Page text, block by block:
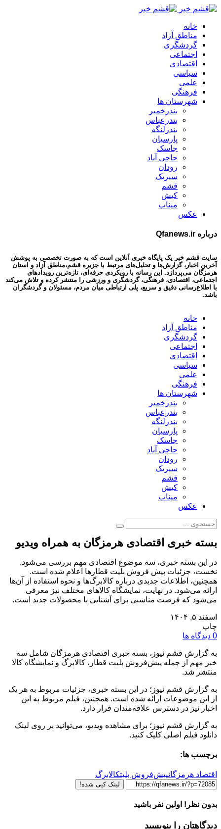
خانه
مناطق آزاد
گردشگری
اجتماعی
اقتصادی
سیاسی
علمی
فرهنگی
شهرستان ها
بندرخمیر
بندرعباس
بندرلنگه
پارسیان
جاسک
حاجی آباد
رودان
سیریک
قشم
کیش
میناب
عکس
درباره Qfanews.ir
سایت قشم خبر یک پایگاه خبری آنلاین است که به صورت تخصصی به پوشش
آخرین اخبار، گزارش‌ها و تحلیل‌های مرتبط با جزیره قشم،مناطق آزاد و استان
هرمزگان می‌پردازد. این رسانه با رویکردی حرفه‌ای، تازه‌ترین رویدادهای
اجتماعی، اقتصادی، فرهنگی، گردشگری و ورزشی را منتشر کرده و تلاش می‌کند
با اطلاع‌رسانی دقیق و سریع، پلی ارتباطی میان مردم، مسئولان و گردشگران
باشد.
خانه
مناطق آزاد
گردشگری
اجتماعی
اقتصادی
سیاسی
علمی
فرهنگی
شهرستان ها
بندرخمیر
بندرعباس
بندرلنگه
پارسیان
جاسک
حاجی آباد
رودان
سیریک
قشم
کیش
میناب
عکس
بسته خبری اقتصادی هرمزگان به همراه ویدیو
در این بسته خبری، سه موضوع اقتصادی مهم بررسی می‌شود.
نخست، جزئیات پیش فروش بلیت قطارها اعلام شده است.
همچنین، اطلاعات جدیدی درباره کالابرگ‌ها و نحوه استفاده از آن‌ها
ارائه می‌شود. در نهایت، نمایشگاه کالاهای مختلف نیز معرفی
می‌شود که فرصت مناسبی برای آشنایی با محصولات جدید است.
اسفند ۵, ۱۴۰۴
چاپ
0 دیدگاه ها
به گزارش قشم نیوز، بسته خبری اقتصادی هرمزگان شامل سه
خبر مهم از جمله پیش‌فروش بلیت قطار، کالابرگ و نمایشگاه کالا
منتشر شد.
به گزارش قشم نیوز؛ در این بسته خبری، جزئیات مربوط به هر یک
از این موضوعات ارائه شده است. همچنین، فیلم مربوط به این
اخبار نیز در دسترس علاقه‌مندان قرار دارد.
به گزارش قشم نیوز؛ برای مشاهده ویدیو، می‌توانید بر روی لینک
دانلود فیلم اصلی کلیک کنید.
برچسب ها:
اقتصاد هرمزگانپیش‌فروش بلیتکالابرگ
لینک کپی شده!
بدون نظر! اولین نفر باشید
دیدگاهتان را بنویسید